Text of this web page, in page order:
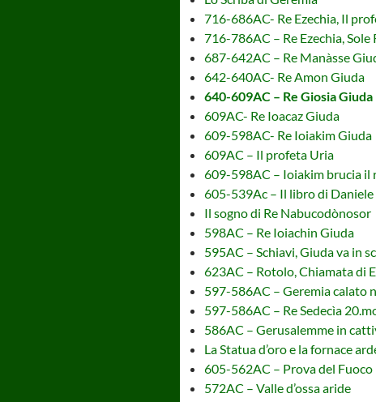
716-686AC- Re Ezechia, Il
716-786AC – Re Ezechia, Sole
687-642AC – Re Manàsse
642-640AC- Re Amon Giuda
640-609AC – Re Giosia Giuda
609AC- Re Ioacaz Giuda
609-598AC- Re Ioiakim Giuda
609AC – Il profeta Uria
609-598AC – Ioiakim brucia il
605-539Ac – Il libro di Daniele
Il sogno di Re Nabucodònosor
598AC – Re Ioiachin Giuda
595AC – Schiavi, Giuda va in
623AC – Rotolo, Chiamata di
597-586AC – Geremia calato
597-586AC – Re Sedecìa
586AC – Gerusalemme in
La Statua d’oro e la fornace
605-562AC – Prova del Fuoco
572AC – Valle d’ossa aride